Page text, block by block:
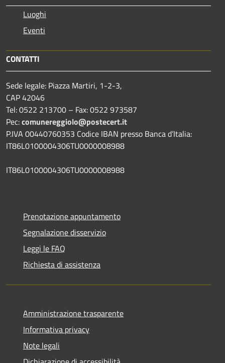
Luoghi
Eventi
CONTATTI
Sede legale: Piazza Martiri, 1-2-3,
CAP 42046
Tel: 0522 213700 – Fax: 0522 973587
Pec:comunereggiolo@postecert.it
P.IVA 00440760353 Codice IBAN presso Banca d’Italia:
IT86L0100004306TU0000008988
IT86L0100004306TU0000008988
Prenotazione appuntamento
Segnalazione disservizio
Leggi le FAQ
Richiesta di assistenza
Amministrazione trasparente
Informativa privacy
Note legali